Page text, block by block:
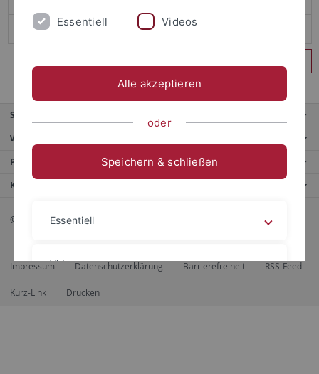
Service
Weitere Angebote
Portale
Kontaktinfo
© 2026 Eberhard Karls Universität Tübingen, Tübingen
Impressum Datenschutzerklärung Barrierefreiheit RSS-Feed
Kurz-Link Drucken
Essentiell Videos
Alle akzeptieren
oder
Speichern & schließen
Essentiell
Videos